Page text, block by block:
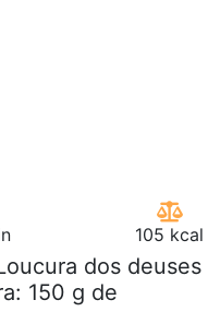
105 kcal
dos deuses
150 g de